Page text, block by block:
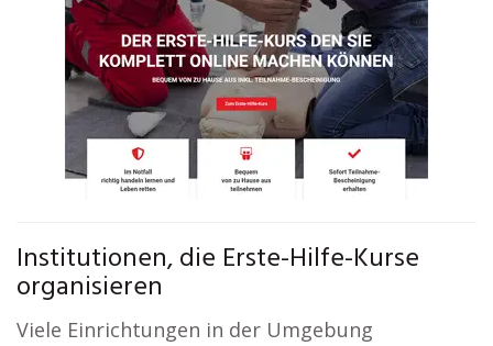
Institutionen, die Erste-Hilfe-Kurse
organisieren
Viele Einrichtungen in der Umgebung